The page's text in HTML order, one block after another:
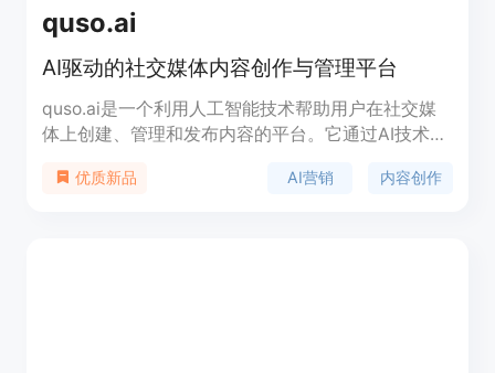
quso.ai
AI驱动的社交媒体内容创作与管理平台
quso.ai是一个利用人工智能技术帮助用户在社交媒
体上创建、管理和发布内容的平台。它通过AI技术简
理的一系列工具，帮助用户提升内容的吸引力和参与
优质新品 AI营销 内容创作